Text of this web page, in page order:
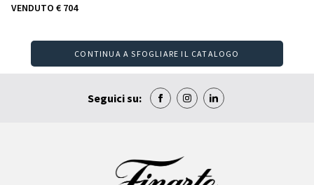
VENDUTO € 704
CONTINUA A SFOGLIARE IL CATALOGO
Seguici su: